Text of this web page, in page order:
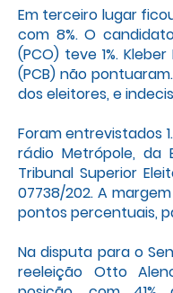
Em terceiro lugar
com 8%. O
(PCO) teve 1%.
(PCB) não
dos eleitores, e
Foram entrevistados
rádio Metrópole, da
Tribunal Superior
07738/202. A
pontos percentuais,
Na disputa para o
reeleição Otto